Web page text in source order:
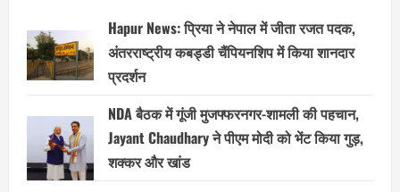
Hapur News: प्रिया ने नेपाल में जीता रजत पदक,
अंतरराष्ट्रीय कबड्डी चैंपियनशिप में किया शानदार
प्रदर्शन
NDA बैठक में गूंजी मुजफ्फरनगर-शामली की पहचान,
Jayant Chaudhary ने पीएम मोदी को भेंट किया गुड़,
शक्कर और खांड